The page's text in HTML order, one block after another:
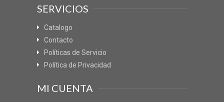
SERVICIOS
Catalogo
Contacto
Políticas de Servicio
Política de Privacidad
MI CUENTA